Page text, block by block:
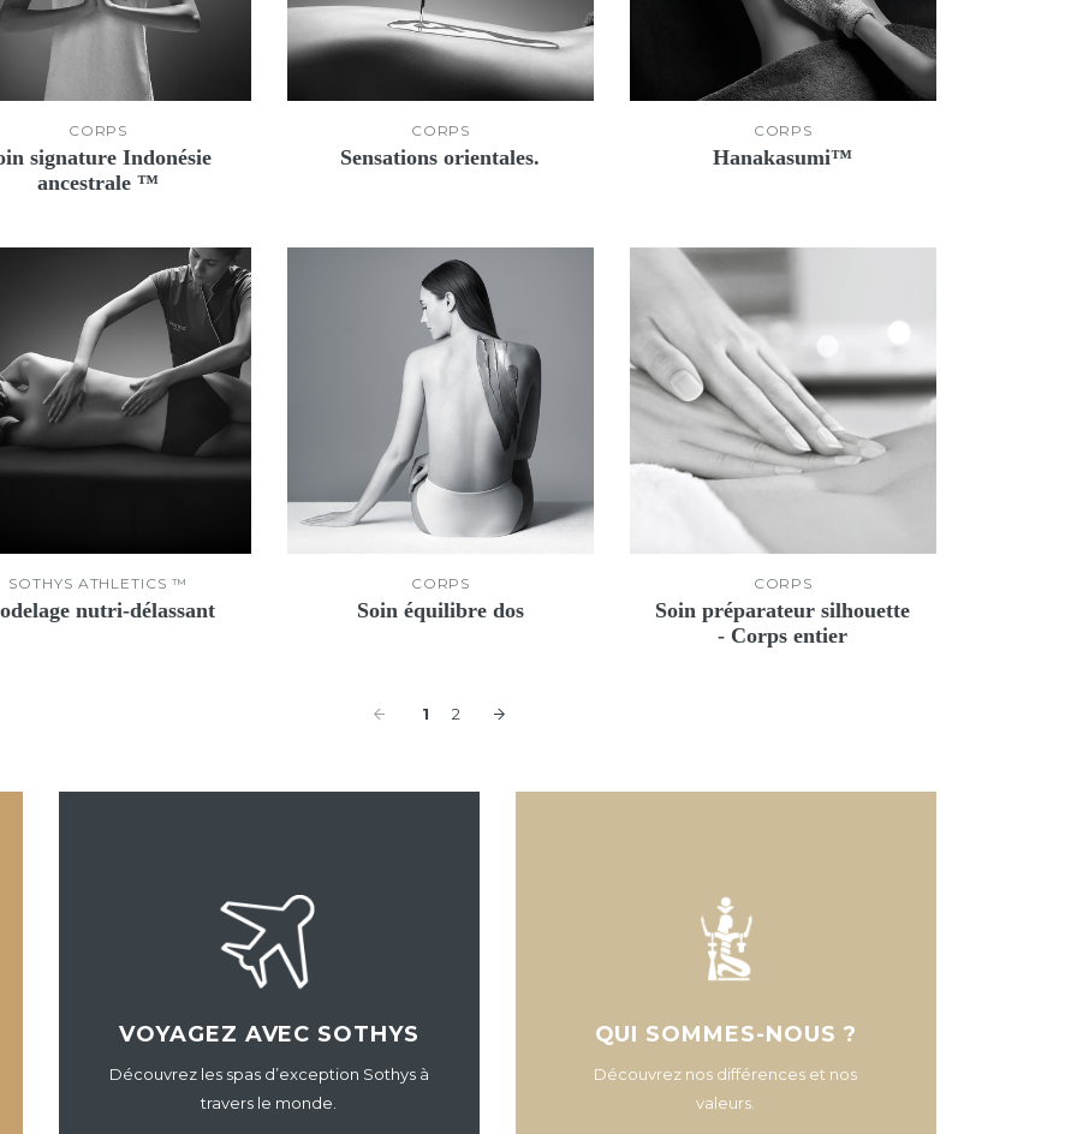
CORPS
signature Indonésie
ancestrale ™
CORPS
Sensations orientales.
CORPS
Hanakasumi™
SOTHYS ATHLETICS ™
nutri-délassant
CORPS
Soin équilibre dos
CORPS
Soin préparateur silhouette
- Corps entier
1 2
VOYAGEZ AVEC SOTHYS
Découvrez les spas d’exception Sothys à
travers le monde.
QUI SOMMES-NOUS ?
Découvrez nos différences et nos
valeurs.